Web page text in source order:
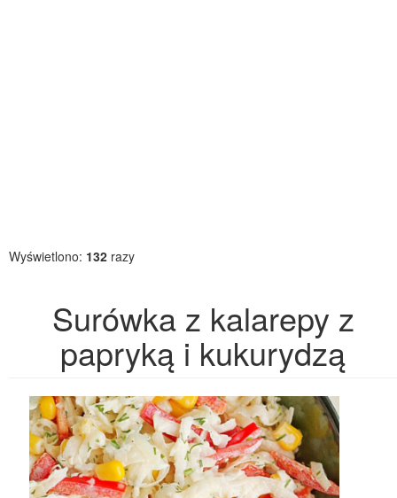
Wyświetlono: 132 razy
Surówka z kalarepy z
papryką i kukurydzą